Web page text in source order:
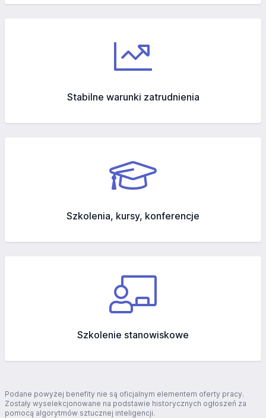
Stabilne warunki zatrudnienia
Szkolenia, kursy, konferencje
Szkolenie stanowiskowe
Podane powyżej benefity nie są oficjalnym elementem oferty pracy.
Zostały wyselekcjonowane na podstawie historycznych ogłoszeń za
pomocą algorytmów sztucznej inteligencji.